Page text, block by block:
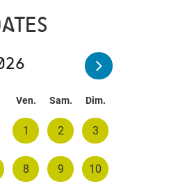
Ven. Sam. Dim.
1 2 3
8 9 10